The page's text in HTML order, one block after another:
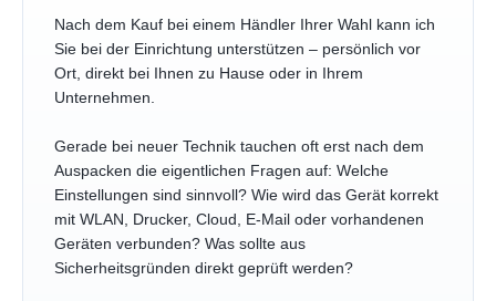
Nach dem Kauf bei einem Händler Ihrer Wahl kann ich
Sie bei der Einrichtung unterstützen – persönlich vor
Ort, direkt bei Ihnen zu Hause oder in Ihrem
Unternehmen.
Gerade bei neuer Technik tauchen oft erst nach dem
Auspacken die eigentlichen Fragen auf: Welche
Einstellungen sind sinnvoll? Wie wird das Gerät korrekt
mit WLAN, Drucker, Cloud, E-Mail oder vorhandenen
Geräten verbunden? Was sollte aus
Sicherheitsgründen direkt geprüft werden?